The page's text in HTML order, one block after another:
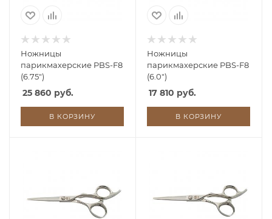
Ножницы
парикмахерские PBS-F8
(6.75")
25 860 руб.
В КОРЗИНУ
Ножницы
парикмахерские PBS-F8
(6.0")
17 810 руб.
В КОРЗИНУ